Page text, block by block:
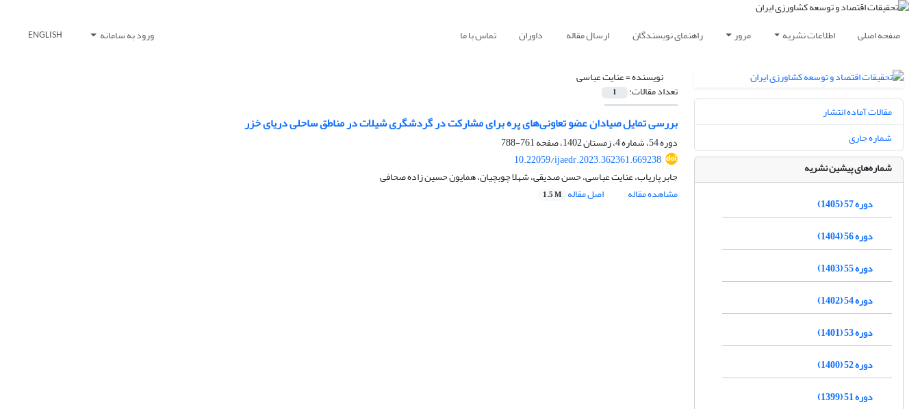
صفحه اصلی اطلاعات نشریه مرور راهنمای نویسندگان ارسال مقاله داوران تماس با ما ورود به سامانه ENGLISH
نویسنده =عنایت عباسی
تعداد مقالات: 1
بررسی تمایل صیادان عضو تعاونی‌‌های پره برای مشارکت در گردشگری شیلات در مناطق ساحلی دریای خزر
دوره 54، شماره 4، زمستان 1402، صفحه
761-788
10.22059/ijaedr.2023.362361.669238
جابر پاریاب، عنایت عباسی، حسن صدیقی، شهلا چوبچیان، همایون حسین زاده صحافی
مشاهده مقاله
اصل مقاله 1.5 M
مقالات آماده انتشار
شماره جاری
شماره‌های پیشین نشریه
دوره 57 (1405)
دوره 56 (1404)
دوره 55 (1403)
دوره 54 (1402)
دوره 53 (1401)
دوره 52 (1400)
دوره 51 (1399)